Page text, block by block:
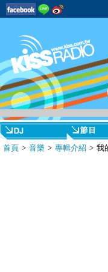
首頁 > 音樂 > 專輯介紹 > 我